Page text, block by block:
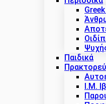
Παιδικά
Ι.Μ.